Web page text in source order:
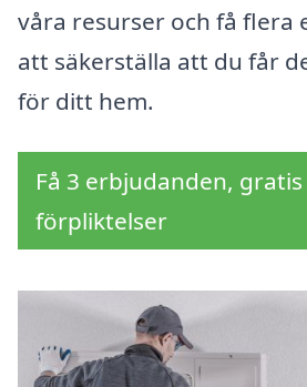
våra resurser och få flera
att säkerställa att du får
för ditt hem.
Få 3 erbjudanden,
förpliktelser